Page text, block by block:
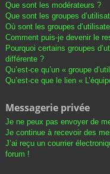
Que sont les modérateurs ?
Que sont les groupes
Où sont les groupes
Comment puis-je devenir le
Pourquoi certains groupes
différente ?
Qu’est-ce qu’un « groupe
Qu’est-ce que le lien «
Messagerie privée
Je ne peux pas envoyer de
Je continue à recevoir des
J’ai reçu un courrier
forum !